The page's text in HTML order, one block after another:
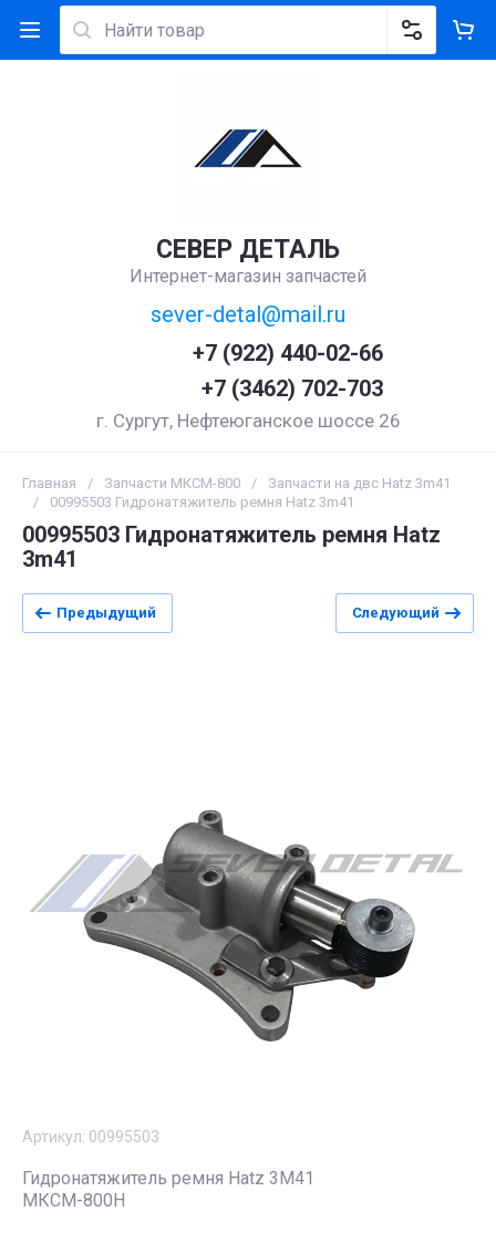
СЕВЕР ДЕТАЛЬ
Интернет-магазин запчастей
sever-detal@mail.ru
+7 (922) 440-02-66
+7 (3462) 702-703
г. Сургут, Нефтеюганское шоссе 26
Главная / Запчасти МКСМ-800 /
Запчасти на двс Hatz 3m41
/
00995503 Гидронатяжитель ремня Hatz 3m41
00995503 Гидронатяжитель ремня Hatz
3m41
Предыдущий Следующий
Артикул: 00995503
Гидронатяжитель ремня Hatz 3M41
МКСМ-800Н